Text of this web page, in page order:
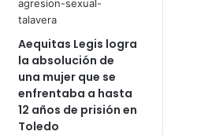
Aequitas Legis logra
la absolución de
una mujer que se
enfrentaba a hasta
12 años de prisión en
Toledo